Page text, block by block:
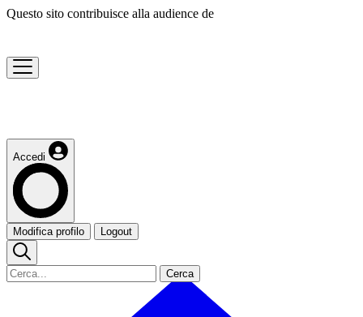
Questo sito contribuisce alla audience de
Accedi
Modifica profilo Logout
Cerca